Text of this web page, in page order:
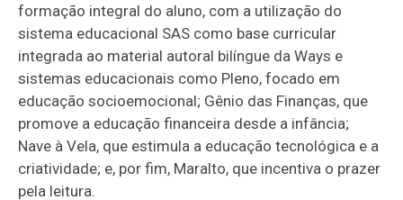
formação integral do aluno, com a utilização do
sistema educacional SAS como base curricular
integrada ao material autoral bilíngue da Ways e
sistemas educacionais como Pleno, focado em
educação socioemocional; Gênio das Finanças, que
promove a educação financeira desde a infância;
Nave à Vela, que estimula a educação tecnológica e a
criatividade; e, por fim, Maralto, que incentiva o prazer
pela leitura.